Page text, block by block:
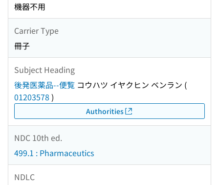
機器不用
Carrier Type
冊子
Subject Heading
後発医薬品--便覧 コウハツ イヤクヒン ベンラン (
01203578 )
Authorities
NDC 10th ed.
499.1 : Pharmaceutics
NDLC